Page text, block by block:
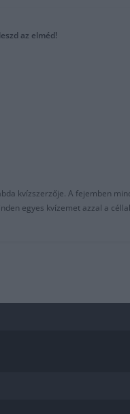
az elméd!
kvízszerzője. A fejemben
egyes kvízemet azzal a